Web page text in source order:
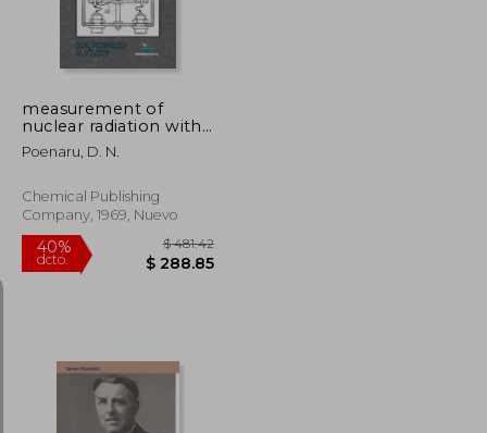
measurement of
nuclear radiation with
semiconductor
detectors (en Inglés)
Poenaru, D. N.
Chemical Publishing
Company, 1969, Nuevo